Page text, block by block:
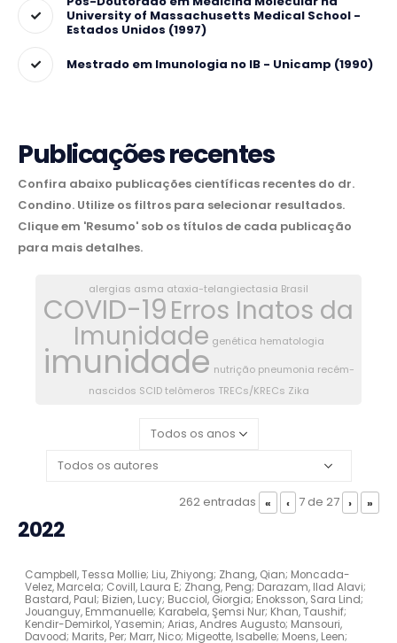
University of Massachusetts Medical School -
Estados Unidos (1997)
Mestrado em Imunologia no IB - Unicamp (1990)
Publicações recentes
Confira abaixo publicações científicas recentes do dr.
Condino. Utilize os filtros para selecionar resultados.
Clique em 'Resumo' sob os títulos de cada publicação
para mais detalhes.
alergias asma ataxia-telangiectasia Brasil
COVID-19Erros Inatos da
Imunidade genética hematologia
imunidade nutrição pneumonia recém-
nascidos SCID telômeros TRECs/KRECs Zika
262 entradas « ‹ 7 de 27 › »
2022
Campbell, Tessa Mollie; Liu, Zhiyong; Zhang, Qian; Moncada-
Velez, Marcela; Covill, Laura E; Zhang, Peng; Darazam, Ilad Alavi;
Bastard, Paul; Bizien, Lucy; Bucciol, Giorgia; Enoksson, Sara Lind;
Jouanguy, Emmanuelle; Karabela, Şemsi Nur; Khan, Taushif;
Kendir-Demirkol, Yasemin; Arias, Andres Augusto; Mansouri,
Davood; Marits, Per; Marr, Nico; Migeotte, Isabelle; Moens, Leen;